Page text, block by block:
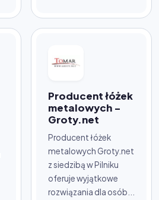
Producent łóżek
metalowych -
Groty.net
Producent łóżek
metalowych Groty.net
z siedzibą w Pilniku
oferuje wyjątkowe
rozwiązania dla osób...